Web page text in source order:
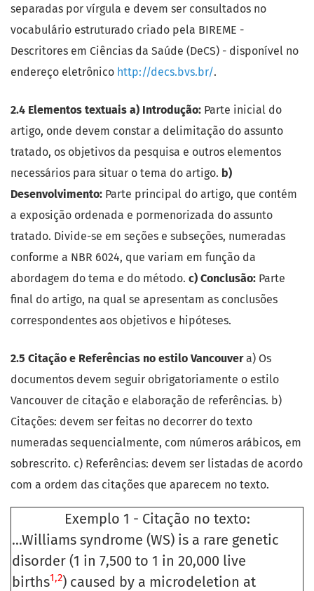
separadas por vírgula e devem ser consultados no
vocabulário estruturado criado pela BIREME -
Descritores em Ciências da Saúde (DeCS) - disponível no
endereço eletrônico http://decs.bvs.br/.
2.4 Elementos textuais a) Introdução: Parte inicial do
artigo, onde devem constar a delimitação do assunto
tratado, os objetivos da pesquisa e outros elementos
necessários para situar o tema do artigo. b)
Desenvolvimento: Parte principal do artigo, que contém
a exposição ordenada e pormenorizada do assunto
tratado. Divide-se em seções e subseções, numeradas
conforme a NBR 6024, que variam em função da
abordagem do tema e do método. c) Conclusão: Parte
final do artigo, na qual se apresentam as conclusões
correspondentes aos objetivos e hipóteses.
2.5 Citação e Referências no estilo Vancouvera) Os
documentos devem seguir obrigatoriamente o estilo
Vancouver de citação e elaboração de referências. b)
Citações: devem ser feitas no decorrer do texto
numeradas sequencialmente, com números arábicos, em
sobrescrito. c) Referências: devem ser listadas de acordo
com a ordem das citações que aparecem no texto.
Exemplo 1 - Citação no texto:
...Williams syndrome (WS) is a rare genetic
disorder (1 in 7,500 to 1 in 20,000 live
births1,2) caused by a microdeletion at